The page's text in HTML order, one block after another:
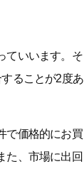
ていいます。そ
ることが2度あ
で価格的にお買
た、市場に出回